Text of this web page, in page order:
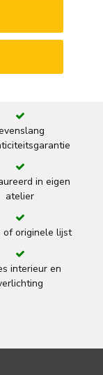
in eigen
atelier
of originele lijst
interieur en